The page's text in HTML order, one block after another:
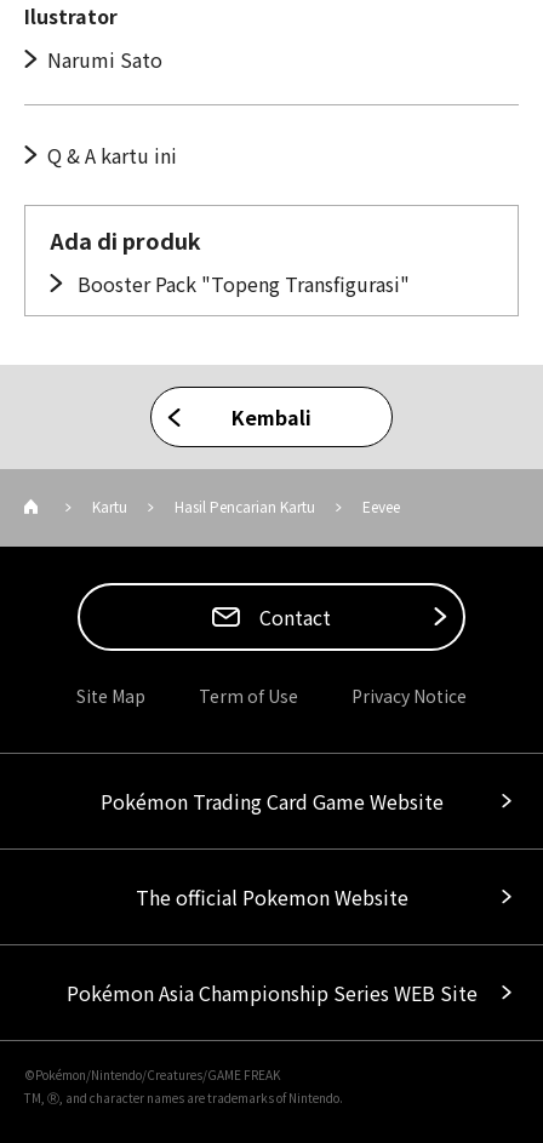
Ilustrator
Narumi Sato
Q & A kartu ini
Ada di produk
Booster Pack "Topeng Transfigurasi"
Kembali
Kartu Hasil Pencarian Kartu Eevee
Contact
Site Map Term of Use Privacy Notice
Pokémon Trading Card Game Website
The official Pokemon Website
Pokémon Asia Championship Series WEB Site
©Pokémon/Nintendo/Creatures/GAME FREAK
TM, Ⓡ, and character names are trademarks of Nintendo.